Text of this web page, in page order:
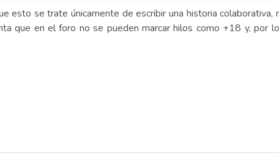
esto se trate únicamente de escribir una historia colaborativa,
que en el foro no se pueden marcar hilos como +18 y, por